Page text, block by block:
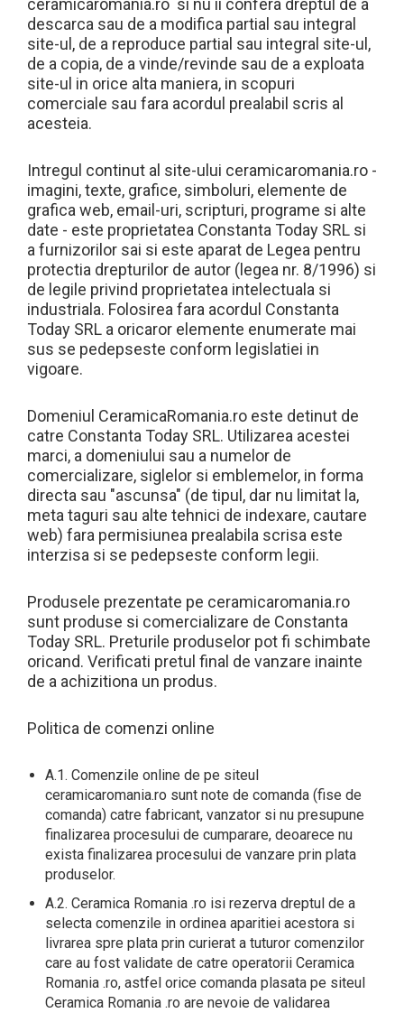
ceramicaromania.ro si nu ii confera dreptul de a
descarca sau de a modifica partial sau integral
site-ul, de a reproduce partial sau integral site-ul,
de a copia, de a vinde/revinde sau de a exploata
site-ul in orice alta maniera, in scopuri
comerciale sau fara acordul prealabil scris al
acesteia.
Intregul continut al site-ului ceramicaromania.ro -
imagini, texte, grafice, simboluri, elemente de
grafica web, email-uri, scripturi, programe si alte
date - este proprietatea Constanta Today SRL si
a furnizorilor sai si este aparat de Legea pentru
protectia drepturilor de autor (legea nr. 8/1996) si
de legile privind proprietatea intelectuala si
industriala. Folosirea fara acordul Constanta
Today SRL a oricaror elemente enumerate mai
sus se pedepseste conform legislatiei in
vigoare.
Domeniul CeramicaRomania.ro este detinut de
catre Constanta Today SRL. Utilizarea acestei
marci, a domeniului sau a numelor de
comercializare, siglelor si emblemelor, in forma
directa sau "ascunsa" (de tipul, dar nu limitat la,
meta taguri sau alte tehnici de indexare, cautare
web) fara permisiunea prealabila scrisa este
interzisa si se pedepseste conform legii.
Produsele prezentate pe ceramicaromania.ro
sunt produse si comercializare de Constanta
Today SRL. Preturile produselor pot fi schimbate
oricand. Verificati pretul final de vanzare inainte
de a achizitiona un produs.
Politica de comenzi online
A.1. Comenzile online de pe siteul
ceramicaromania.ro sunt note de comanda (fise de
comanda) catre fabricant, vanzator si nu presupune
finalizarea procesului de cumparare, deoarece nu
exista finalizarea procesului de vanzare prin plata
produselor.
A.2. Ceramica Romania .ro isi rezerva dreptul de a
selecta comenzile in ordinea aparitiei acestora si
livrarea spre plata prin curierat a tuturor comenzilor
care au fost validate de catre operatorii Ceramica
Romania .ro, astfel orice comanda plasata pe siteul
Ceramica Romania .ro are nevoie de validarea